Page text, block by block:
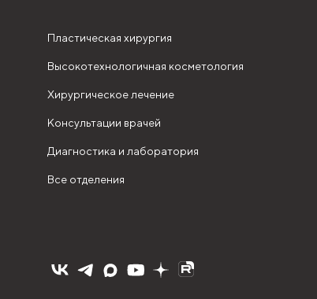
Пластическая хирургия
Высокотехнологичная косметология
Хирургическое лечение
Консультации врачей
Диагностика и лаборатория
Все отделения